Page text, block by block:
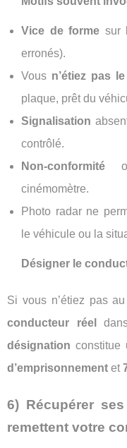
Vice de forme sur
erronés).
Vous n’étiez pas
plaque, prêt du
Signalisation
contrôlé.
Non-conformité
cinémomètre.
Photo radar ne
le véhicule ou la
Désigner le
Si vous n’étiez pas
conducteur réel
désignation constitue
d’emprisonnement et
6) Récupérer
remettent votre